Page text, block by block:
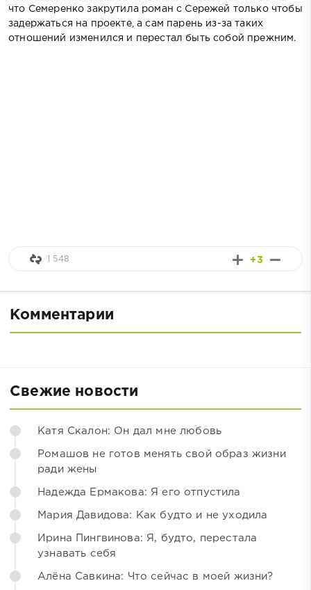
что Семеренко закрутила роман с Сережей только чтобы
задержаться на проекте, а сам парень из-за таких
отношений изменился и перестал быть собой прежним.
+3
1 548
Комментарии
Свежие новости
Катя Скалон: Он дал мне любовь
Ромашов не готов менять свой образ жизни
ради жены
Надежда Ермакова: Я его отпустила
Мария Давидова: Как будто и не уходила
Ирина Пингвинова: Я, будто, перестала
узнавать себя
Алёна Савкина: Что сейчас в моей жизни?